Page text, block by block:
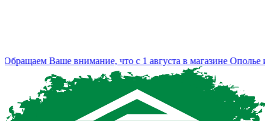
Ваше внимание, что с 1 августа в магазине Ополье